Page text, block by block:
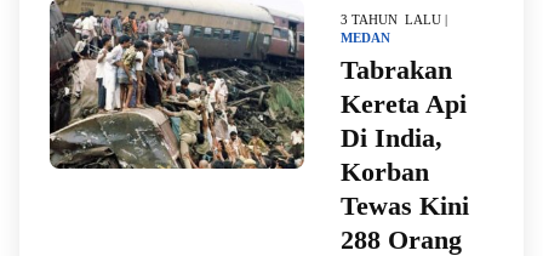
3 TAHUN LALU |
MEDAN
Tabrakan
Kereta Api
Di India,
Korban
Tewas Kini
288 Orang